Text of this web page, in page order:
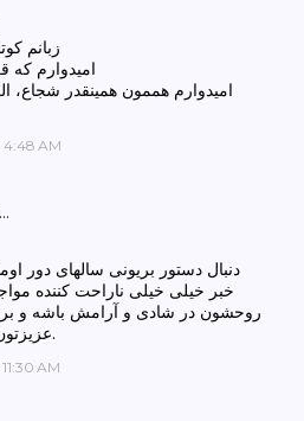
زبانم
امیدوارم
امیدوارم هممون همینقدر شجاع،
4:48 AM
دنبال دستور بریونی سالهای دور
خبر خیلی خیلی ناراحت کننده
روحشون در شادی و آرامش باشه و
عزیزتون صبر آرزو میکنم.
AM